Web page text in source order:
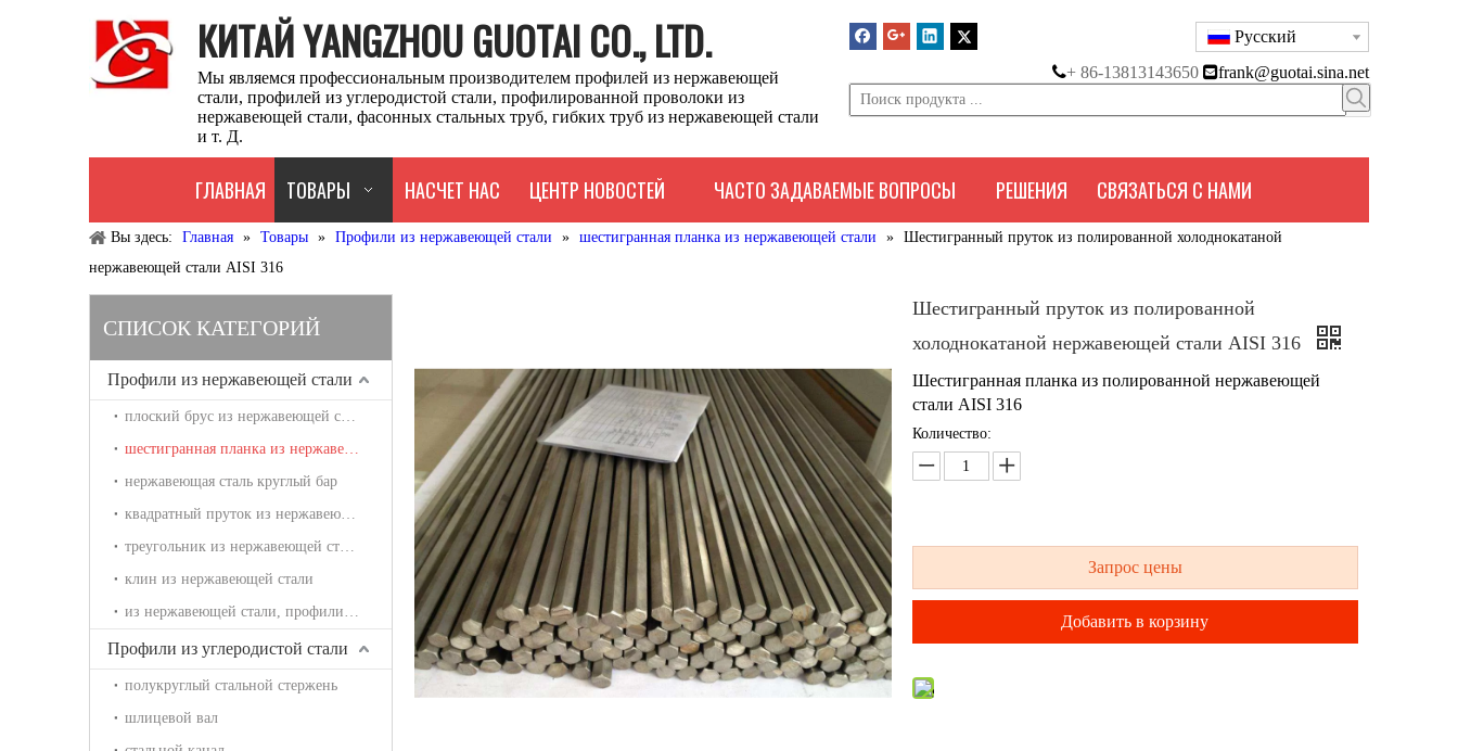
КИТАЙ YANGZHOU GUOTAI CO., LTD.
Мы являемся профессиональным производителем профилей из нержавеющей
стали, профилей из углеродистой стали, профилированной проволоки из
нержавеющей стали, фасонных стальных труб, гибких труб из нержавеющей стали
и т. Д.
Pусский
+ 86-13813143650 frank@guotai.sina.net
ГЛАВНАЯ ТОВАРЫ НАСЧЕТ НАС ЦЕНТР НОВОСТЕЙ ЧАСТО ЗАДАВАЕМЫЕ ВОПРОСЫ РЕШЕНИЯ СВЯЗАТЬСЯ С НАМИ
Вы здесь: Главная » Товары » Профили из нержавеющей стали » шестигранная планка из нержавеющей стали » Шестигранный пруток из полированной холоднокатаной
нержавеющей стали AISI 316
СПИСОК КАТЕГОРИЙ
Профили из нержавеющей стали
плоский брус из нержавеющей стали
шестигранная планка из нержавеющей стали
нержавеющая сталь круглый бар
квадратный пруток из нержавеющей стали
треугольник из нержавеющей стали
клин из нержавеющей стали
из нержавеющей стали, профилированный брус
Профили из углеродистой стали
полукруглый стальной стержень
шлицевой вал
Шестигранный пруток из полированной
холоднокатаной нержавеющей стали AISI 316
Шестигранная планка из полированной нержавеющей
стали AISI 316
Количество:
Запрос цены
Добавить в корзину